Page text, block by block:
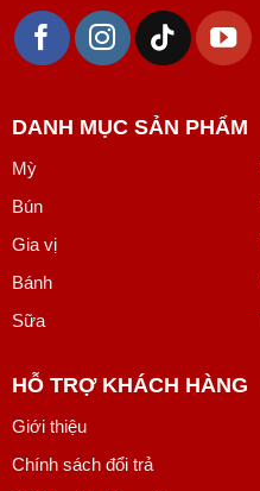
DANH MỤC SẢN PHẨM
Mỳ
Bún
Gia vị
Bánh
Sữa
HỖ TRỢ KHÁCH HÀNG
Giới thiệu
Chính sách đổi trả